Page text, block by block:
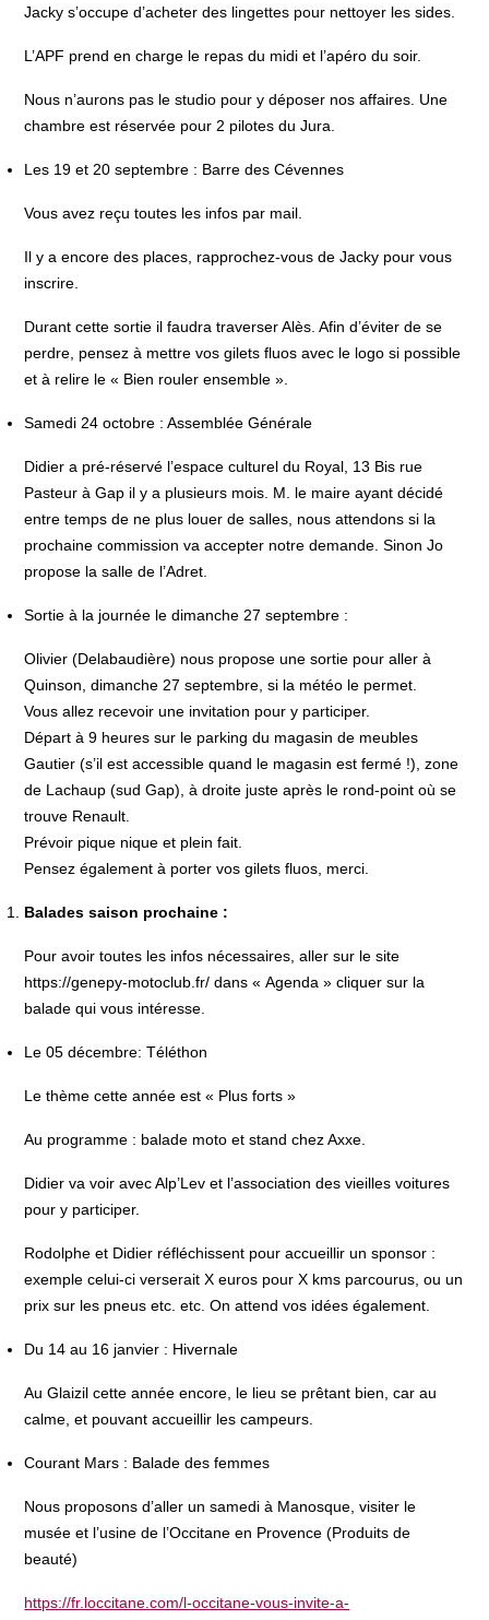
Jacky s’occupe d’acheter des lingettes pour nettoyer les sides.
L’APF prend en charge le repas du midi et l’apéro du soir.
Nous n’aurons pas le studio pour y déposer nos affaires. Une
chambre est réservée pour 2 pilotes du Jura.
Les 19 et 20 septembre : Barre des Cévennes
Vous avez reçu toutes les infos par mail.
Il y a encore des places, rapprochez-vous de Jacky pour vous
inscrire.
Durant cette sortie il faudra traverser Alès. Afin d’éviter de se
perdre, pensez à mettre vos gilets fluos avec le logo si possible
et à relire le « Bien rouler ensemble ».
Samedi 24 octobre : Assemblée Générale
Didier a pré-réservé l’espace culturel du Royal, 13 Bis rue
Pasteur à Gap il y a plusieurs mois. M. le maire ayant décidé
entre temps de ne plus louer de salles, nous attendons si la
prochaine commission va accepter notre demande. Sinon Jo
propose la salle de l’Adret.
Sortie à la journée le dimanche 27 septembre :
Olivier (Delabaudière) nous propose une sortie pour aller à
Quinson, dimanche 27 septembre, si la météo le permet.
Vous allez recevoir une invitation pour y participer.
Départ à 9 heures sur le parking du magasin de meubles
Gautier (s’il est accessible quand le magasin est fermé !), zone
de Lachaup (sud Gap), à droite juste après le rond-point où se
trouve Renault.
Prévoir pique nique et plein fait.
Pensez également à porter vos gilets fluos, merci.
Balades saison prochaine :
Pour avoir toutes les infos nécessaires, aller sur le site
https://genepy-motoclub.fr/dans « Agenda » cliquer sur la
balade qui vous intéresse.
Le 05 décembre: Téléthon
Le thème cette année est « Plus forts »
Au programme : balade moto et stand chez Axxe.
Didier va voir avec Alp’Lev et l’association des vieilles voitures
pour y participer.
Rodolphe et Didier réfléchissent pour accueillir un sponsor :
exemple celui-ci verserait X euros pour X kms parcourus, ou un
prix sur les pneus etc. etc. On attend vos idées également.
Du 14 au 16 janvier : Hivernale
Au Glaizil cette année encore, le lieu se prêtant bien, car au
calme, et pouvant accueillir les campeurs.
Courant Mars : Balade des femmes
Nous proposons d’aller un samedi à Manosque, visiter le
musée et l’usine de l’Occitane en Provence (Produits de
beauté)
https://fr.loccitane.com/l-occitane-vous-invite-a-